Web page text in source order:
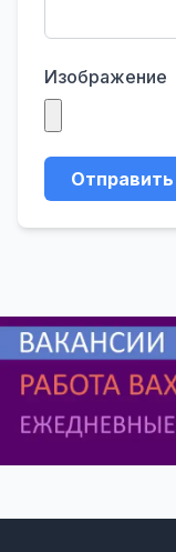
Изображение
Отправить